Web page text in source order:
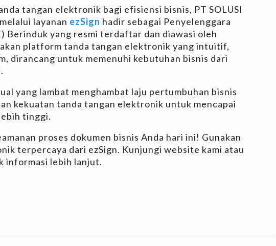
tangan elektronik bagi efisiensi bisnis, PT SOLUSI
layanan ezSign hadir sebagai Penyelenggara
Berinduk yang resmi terdaftar dan diawasi oleh
platform tanda tangan elektronik yang intuitif,
dirancang untuk memenuhi kebutuhan bisnis dari
yang lambat menghambat laju pertumbuhan bisnis
kekuatan tanda tangan elektronik untuk mencapai
tinggi.
proses dokumen bisnis Anda hari ini! Gunakan
terpercaya dari ezSign. Kunjungi website kami atau
informasi lebih lanjut.